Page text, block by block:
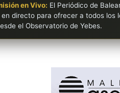
en Vivo: El Periódico de
directo para ofrecer a todos los
el Observatorio de Yebes.